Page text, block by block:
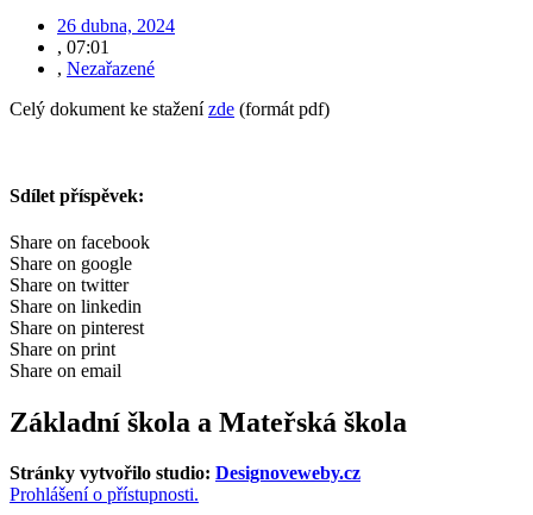
26 dubna, 2024
, 07:01
, Nezařazené
Celý dokument ke staženízde (formát pdf)
Sdílet příspěvek:
Share on facebook
Share on google
Share on twitter
Share on linkedin
Share on pinterest
Share on print
Share on email
Základní škola a Mateřská škola
Stránky vytvořilo studio: Designoveweby.cz
Prohlášení o přístupnosti.